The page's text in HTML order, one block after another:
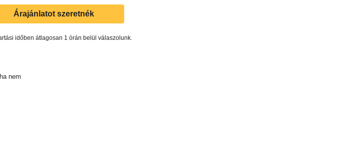
Árajánlatot szeretnék
időben átlagosan 1 órán belül válaszolunk.
nem